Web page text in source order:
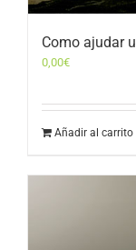
Como ajudar
0,00€
Añadir al carrito